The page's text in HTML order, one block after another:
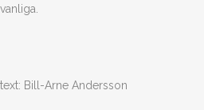
vanliga.
text: Bill-Arne Andersson